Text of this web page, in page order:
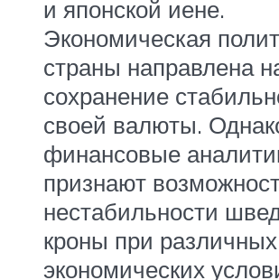
и японской иене.
Экономическая
страны направлена
сохранение
своей валюты.
финансовые
признают
нестабильности
кроны при различных
экономических